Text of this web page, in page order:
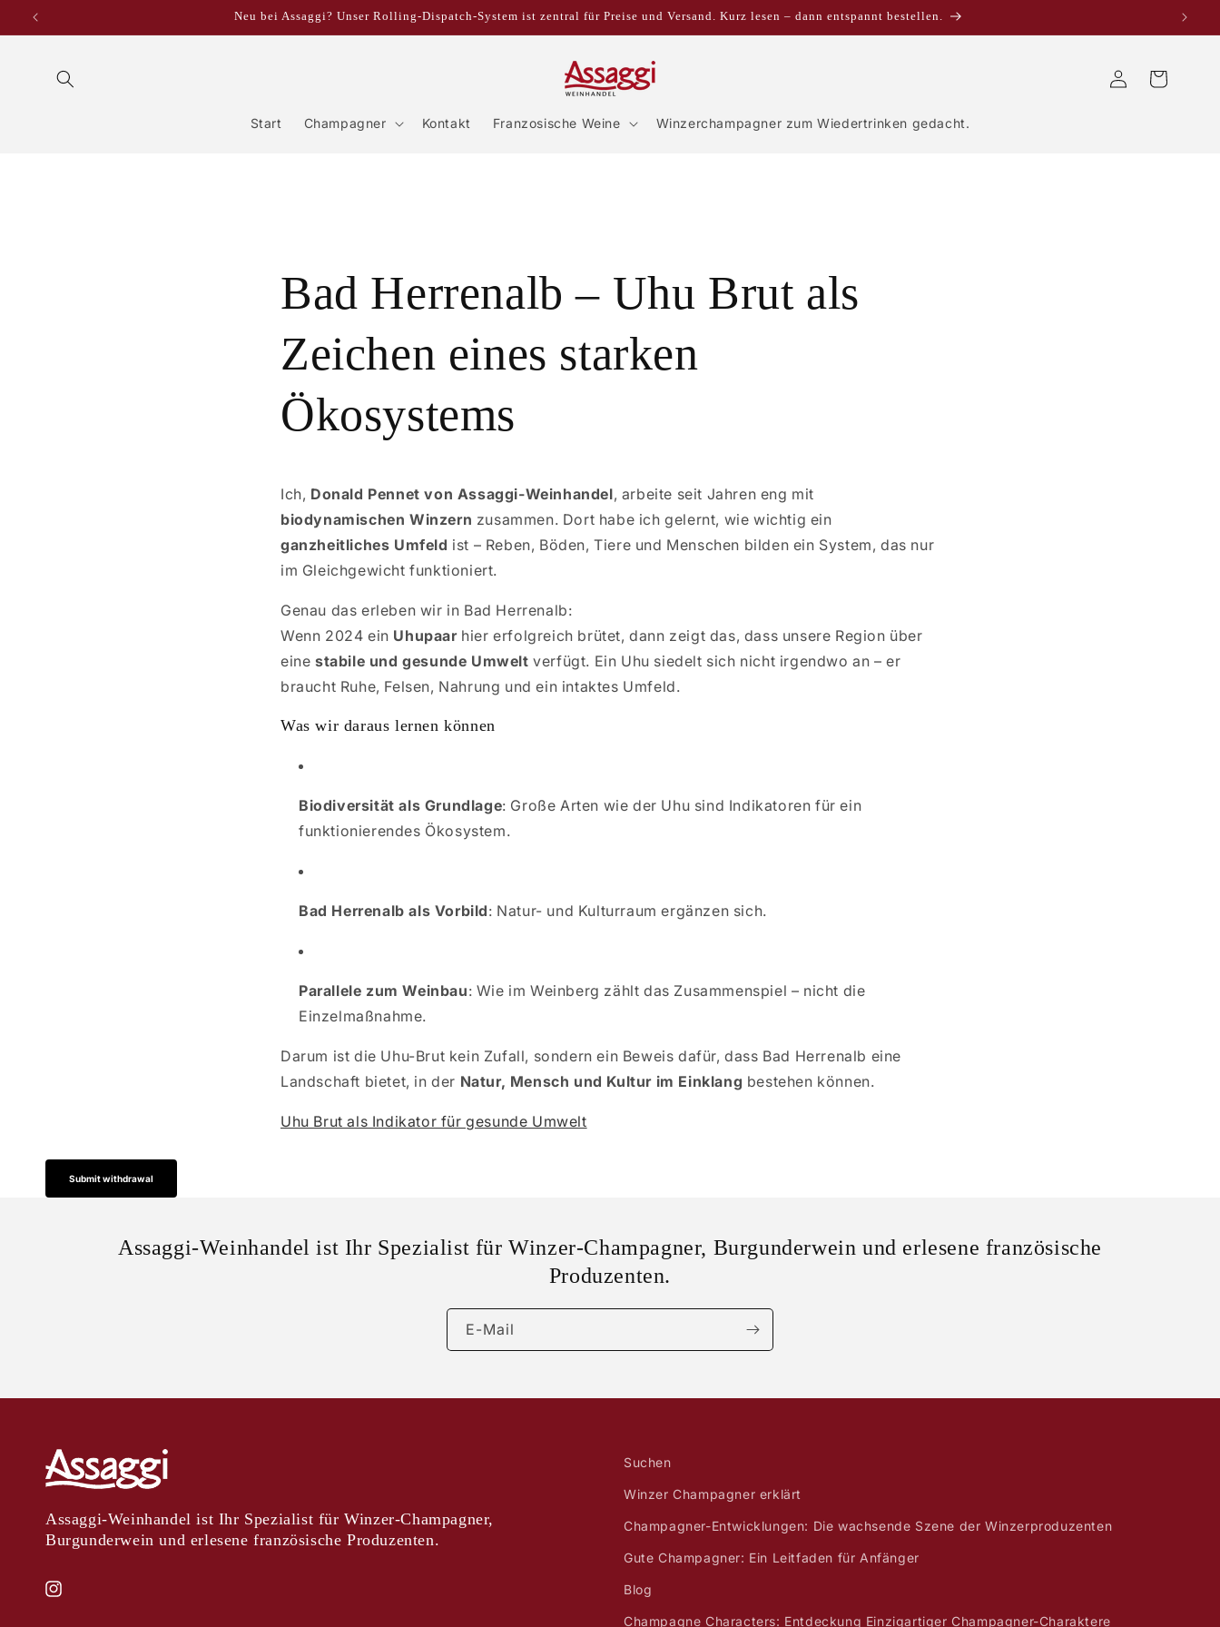
zum
Inhalt
Neu bei Assaggi? Unser Rolling-Dispatch-System ist zentral für Preise und Versand. Kurz lesen – dann entspannt bestellen.
Start Champagner Kontakt Franzosische Weine Winzerchampagner zum Wiedertrinken gedacht.
EinloggenWarenkorb
Bad Herrenalb – Uhu Brut als
Zeichen eines starken
Ökosystems
Ich, Donald Pennet von Assaggi-Weinhandel, arbeite seit Jahren eng mit
biodynamischen Winzern zusammen. Dort habe ich gelernt, wie wichtig ein
ganzheitliches Umfeld ist – Reben, Böden, Tiere und Menschen bilden ein System, das nur
im Gleichgewicht funktioniert.
Genau das erleben wir in Bad Herrenalb:
Wenn 2024 ein Uhupaarhier erfolgreich brütet, dann zeigt das, dass unsere Region über
eine stabile und gesunde Umwelt verfügt. Ein Uhu siedelt sich nicht irgendwo an – er
braucht Ruhe, Felsen, Nahrung und ein intaktes Umfeld.
Was wir daraus lernen können
Biodiversität als Grundlage: Große Arten wie der Uhu sind Indikatoren für ein
funktionierendes Ökosystem.
Bad Herrenalb als Vorbild: Natur- und Kulturraum ergänzen sich.
Parallele zum Weinbau: Wie im Weinberg zählt das Zusammenspiel – nicht die
Einzelmaßnahme.
Darum ist die Uhu-Brut kein Zufall, sondern ein Beweis dafür, dass Bad Herrenalb eine
Landschaft bietet, in der Natur, Mensch und Kultur im Einklang bestehen können.
Uhu Brut als Indikator für gesunde Umwelt
Submit withdrawal
Assaggi-Weinhandel ist Ihr Spezialist für Winzer-Champagner, Burgunderwein und erlesene französische
Produzenten.
E-Mail
Assaggi-Weinhandel ist Ihr Spezialist für Winzer-Champagner,
Burgunderwein und erlesene französische Produzenten.
Instagram
Suchen
Winzer Champagner erklärt
Champagner-Entwicklungen: Die wachsende Szene der Winzerproduzenten
Gute Champagner: Ein Leitfaden für Anfänger
Blog
Champagne Characters: Entdeckung Einzigartiger Champagner-Charaktere